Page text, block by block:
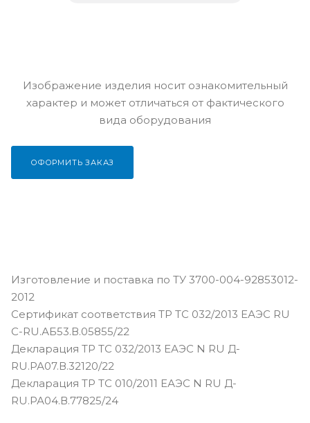
Изготовление и поставка по ТУ 3700-004-92853012-
2012
Сертификат соответствия ТР ТС 032/2013 ЕАЭС RU
С-RU.АБ53.В.05855/22
Декларация ТР ТС 032/2013 ЕАЭС N RU Д-
RU.РА07.В.32120/22
Декларация ТР ТС 010/2011 ЕАЭС N RU Д-
RU.РА04.В.77825/24
Изображение изделия носит ознакомительный
характер и может отличаться от фактического
вида оборудования
ОФОРМИТЬ ЗАКАЗ